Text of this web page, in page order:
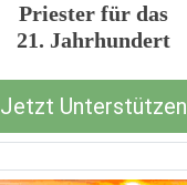
Priester für das
21. Jahrhundert
Jetzt Unterstützen